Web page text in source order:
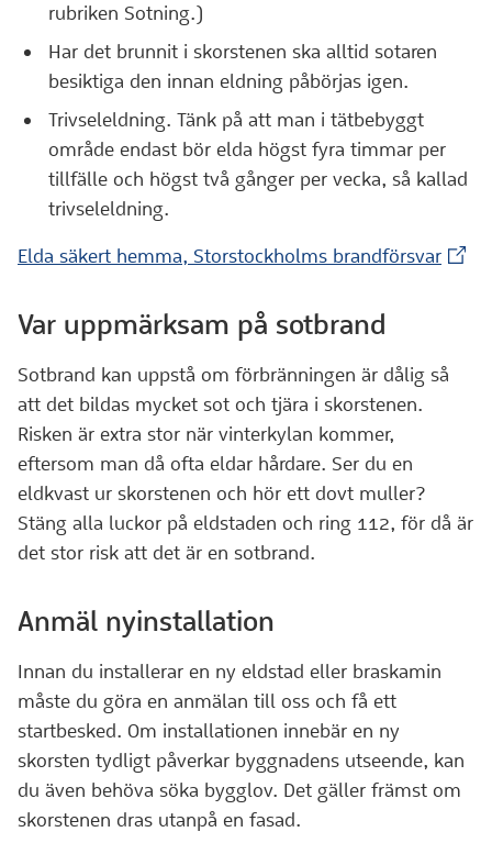
rubriken Sotning.)
Har det brunnit i skorstenen ska alltid sotaren
besiktiga den innan eldning påbörjas igen.
Trivseleldning. Tänk på att man i tätbebyggt
område endast bör elda högst fyra timmar per
tillfälle och högst två gånger per vecka, så kallad
trivseleldning.
Elda säkert hemma, Storstockholms brandförsvar
Var uppmärksam på sotbrand
Sotbrand kan uppstå om förbränningen är dålig så
att det bildas mycket sot och tjära i skorstenen.
Risken är extra stor när vinterkylan kommer,
eftersom man då ofta eldar hårdare. Ser du en
eldkvast ur skorstenen och hör ett dovt muller?
Stäng alla luckor på eldstaden och ring 112, för då är
det stor risk att det är en sotbrand.
Anmäl nyinstallation
Innan du installerar en ny eldstad eller braskamin
måste du göra en anmälan till oss och få ett
startbesked. Om installationen innebär en ny
skorsten tydligt påverkar byggnadens utseende, kan
du även behöva söka bygglov. Det gäller främst om
skorstenen dras utanpå en fasad.